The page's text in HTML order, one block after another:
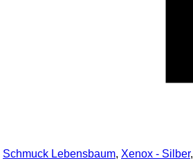
Schmuck Lebensbaum, Xenox - Silber,